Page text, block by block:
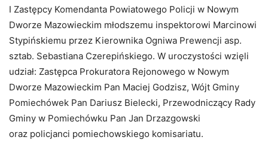
I Zastępcy Komendanta Powiatowego Policji w Nowym
Dworze Mazowieckim młodszemu inspektorowi Marcinowi
Stypińskiemu przez Kierownika Ogniwa Prewencji asp.
sztab. Sebastiana Czerepińskiego. W uroczystości wzięli
udział: Zastępca Prokuratora Rejonowego w Nowym
Dworze Mazowieckim Pan Maciej Godzisz, Wójt Gminy
Pomiechówek Pan Dariusz Bielecki, Przewodniczący Rady
Gminy w Pomiechówku Pan Jan Drzazgowski
oraz policjanci pomiechowskiego komisariatu.